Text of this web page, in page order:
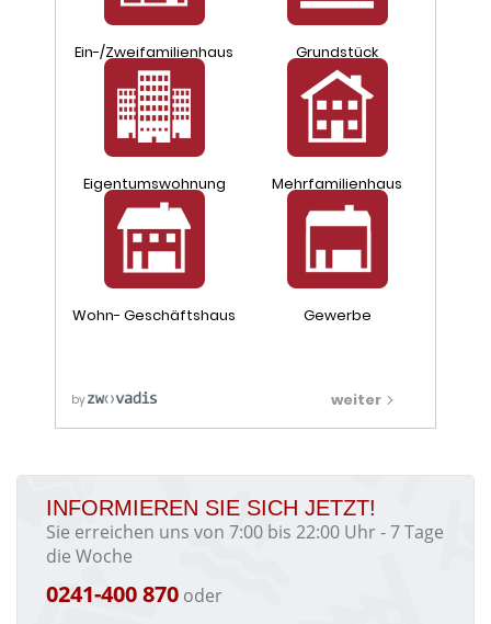
INFORMIEREN SIE SICH JETZT!
Sie erreichen uns von 7:00 bis 22:00 Uhr - 7 Tage
die Woche
0241-400 870 oder